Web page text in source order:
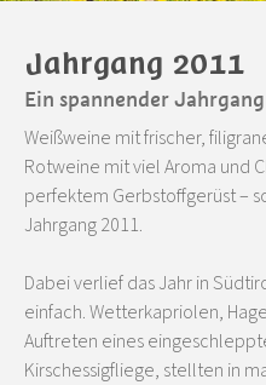
Jahrgang 2011
Ein spannender
Weißweine mit frischer,
Rotweine mit viel Aroma und
perfektem Gerbstoffgerüst –
Jahrgang 2011.
Dabei verlief das Jahr in
einfach. Wetterkapriolen,
Auftreten eines
Kirschessigfliege, stellten in